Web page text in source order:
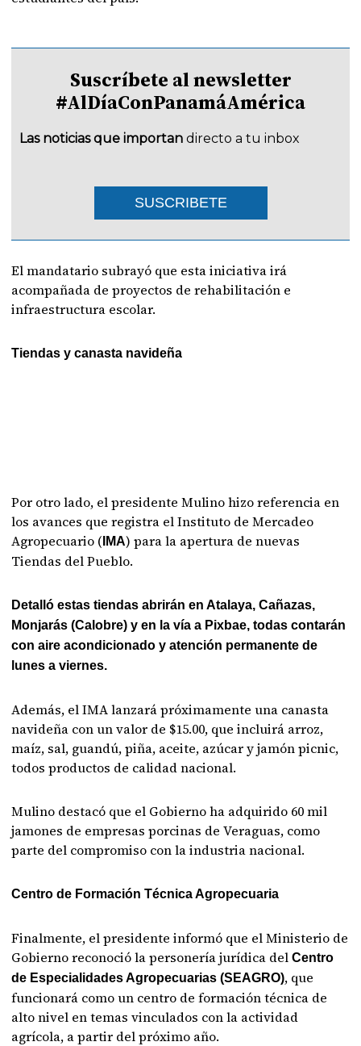
Suscríbete al newsletter
#AlDíaConPanamáAmérica
Las noticias que importan directo a tu inbox
SUSCRIBETE
El mandatario subrayó que esta iniciativa irá
acompañada de proyectos de rehabilitación e
infraestructura escolar.
Tiendas y canasta navideña
Por otro lado, el presidente Mulino hizo referencia en
los avances que registra el Instituto de Mercadeo
Agropecuario ( IMA) para la apertura de nuevas
Tiendas del Pueblo.
Detalló estas tiendas abrirán en Atalaya, Cañazas,
Monjarás (Calobre) y en la vía a Pixbae, todas contarán
con aire acondicionado y atención permanente de
lunes a viernes.
Además, el IMA lanzará próximamente una canasta
navideña con un valor de $15.00, que incluirá arroz,
maíz, sal, guandú, piña, aceite, azúcar y jamón picnic,
todos productos de calidad nacional.
Mulino destacó que el Gobierno ha adquirido 60 mil
jamones de empresas porcinas de Veraguas, como
parte del compromiso con la industria nacional.
Centro de Formación Técnica Agropecuaria
Finalmente, el presidente informó que el Ministerio de
Gobierno reconoció la personería jurídica delCentro
de Especialidades Agropecuarias (SEAGRO), que
funcionará como un centro de formación técnica de
alto nivel en temas vinculados con la actividad
agrícola, a partir del próximo año.